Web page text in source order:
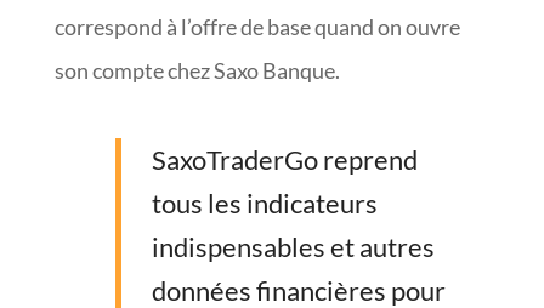
correspond à l’offre de base quand on ouvre
son compte chez Saxo Banque.
SaxoTraderGo reprend
tous les indicateurs
indispensables et autres
données financières pour